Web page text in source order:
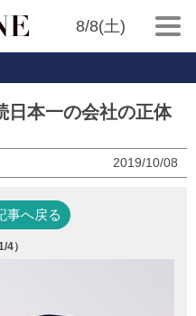
8/8(土)
日本一の会社の正体
2019/10/08
事へ戻る
/4）